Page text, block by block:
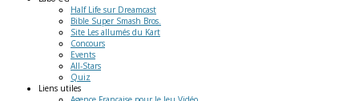
Half Life sur Dreamcast
Bible Super Smash Bros.
Site Les allumés du Kart
Concours
Events
All-Stars
Quiz
Liens utiles